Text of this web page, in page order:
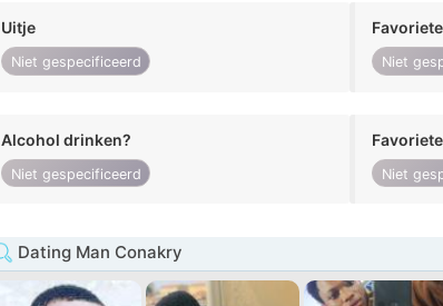
Uitje
Niet gespecificeerd Niet
Alcohol drinken?
Niet gespecificeerd Niet
Dating Man Conakry